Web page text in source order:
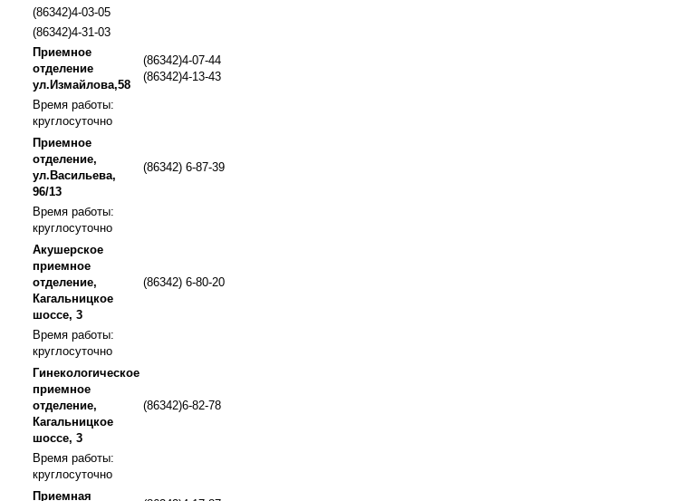
(86342)4-03-05
(86342)4-31-03
Приемное
отделение
ул.Измайлова,58
(86342)4-07-44
(86342)4-13-43
Время работы:
круглосуточно
Приемное
отделение,
ул.Васильева,
96/13
(86342) 6-87-39
Время работы:
круглосуточно
Акушерское
приемное
отделение,
Кагальницкое
шоссе, 3
(86342) 6-80-20
Время работы:
круглосуточно
Гинекологическое
приемное
отделение,
Кагальницкое
шоссе, 3
(86342)6-82-78
Время работы:
круглосуточно
Приемная